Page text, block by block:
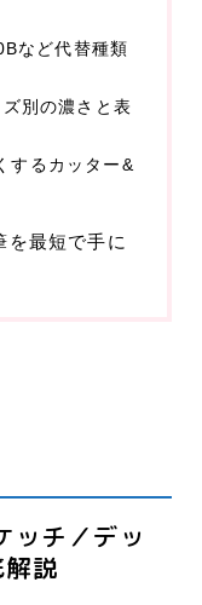
記
など代替種類
別の濃さと表
するカッター&
を最短で手に
ッチ／デッ
説